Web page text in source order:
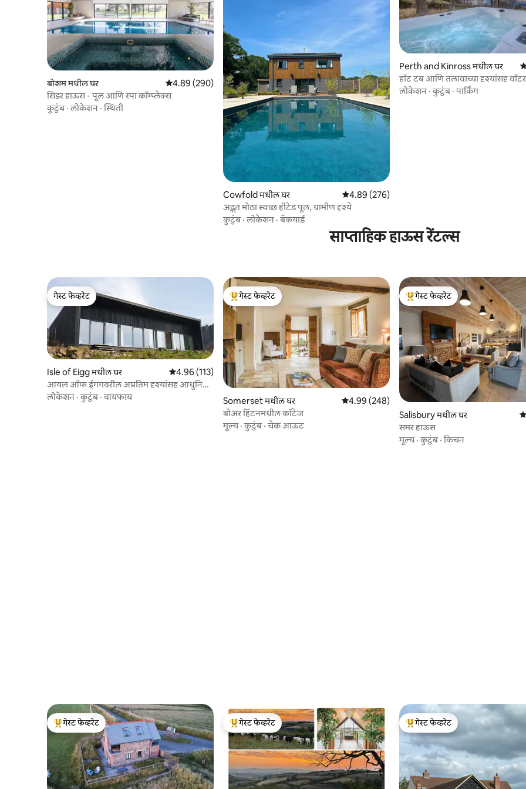
बोशम मधील घर 5 पैकी 4.89 सरासरी रेटिंग, 290 रिव्ह्यूज
4.89 (290)
सिडर हाऊस - पूल आणि स्पा कॉम्प्लेक्स
कुटुंब·लोकेशन ·स्थिती
Cowfold मधील घर 5 पैकी 4.89 सरासरी रेटिंग, 276 रिव्ह्यूज
4.89 (276)
अद्भुत मोठा स्वच्छ हीटेड पूल, ग्रामीण दृश्ये
कुटुंब·लोकेशन ·बॅकयार्ड
Perth and Kinross मधील घर
हॉट टब आणि तलावाच्या दृश्यांसह
लोकेशन ·कुटुंब·पार्किंग
साप्ताहिक हाऊस रेंटल्स
गेस्ट फेव्हरेट
गेस्ट फेव्हरेट
Isle of Eigg मधील घर 5 पैकी 4.96 सरासरी रेटिंग, 113 रिव्ह्यूज
4.96 (113)
आयल ऑफ ईगगवरील अप्रतिम दृश्यांसह आधुनिक
घर
लोकेशन ·कुटुंब·वायफाय
टॉप गेस्ट फेव्हरेट
गेस्ट फेव्हरेट
Somerset मधील घर 5 पैकी 4.99 सरासरी रेटिंग, 248 रिव्ह्यूज
4.99 (248)
बोअर हिंटनमधील कॉटेज
मूल्य·कुटुंब·चेक आऊट
टॉप गेस्ट फेव्हरेट
गेस्ट फेव्हरेट
Salisbury मधील घर 5
समर हाऊस
मूल्य·कुटुंब·किचन
टॉप गेस्ट फेव्हरेट
गेस्ट फेव्हरेट
टॉप गेस्ट फेव्हरेट
गेस्ट फेव्हरेट
टॉप गेस्ट फेव्हरेट
गेस्ट फेव्हरेट